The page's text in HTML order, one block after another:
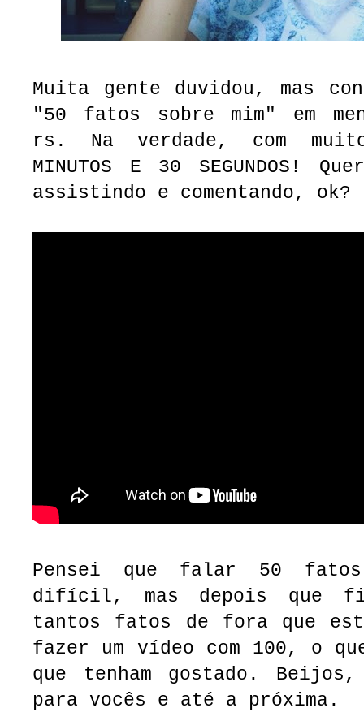
Muita gente duvidou, mas
"50 fatos sobre mim" em
rs. Na verdade, com
MINUTOS E 30 SEGUNDOS!
assistindo e comentando, ok?
Pensei que falar 50
difícil, mas depois que
tantos fatos de fora que
fazer um vídeo com 100, o
que tenham gostado.
para vocês e até a próxima.